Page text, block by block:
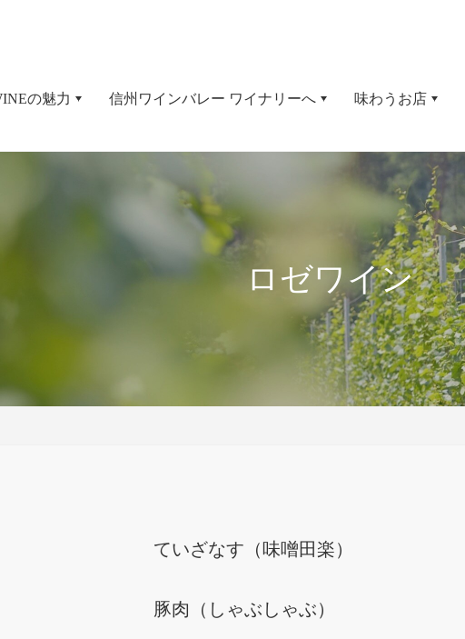
の魅力 信州ワインバレー ワイナリーへ 味わうお店
ロゼワイン
ていざなす（味噌田楽）
豚肉（しゃぶしゃぶ）